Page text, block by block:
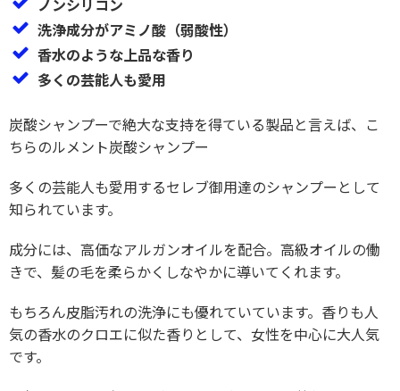
ノンシリコン
洗浄成分がアミノ酸（弱酸性）
香水のような上品な香り
多くの芸能人も愛用
炭酸シャンプーで絶大な支持を得ている製品と言えば、こ
ちらのルメント炭酸シャンプー
多くの芸能人も愛用するセレブ御用達のシャンプーとして
知られています。
成分には、高価なアルガンオイルを配合。高級オイルの働
きで、髪の毛を柔らかくしなやかに導いてくれます。
もちろん皮脂汚れの洗浄にも優れていています。香りも人
気の香水のクロエに似た香りとして、女性を中心に大人気
です。